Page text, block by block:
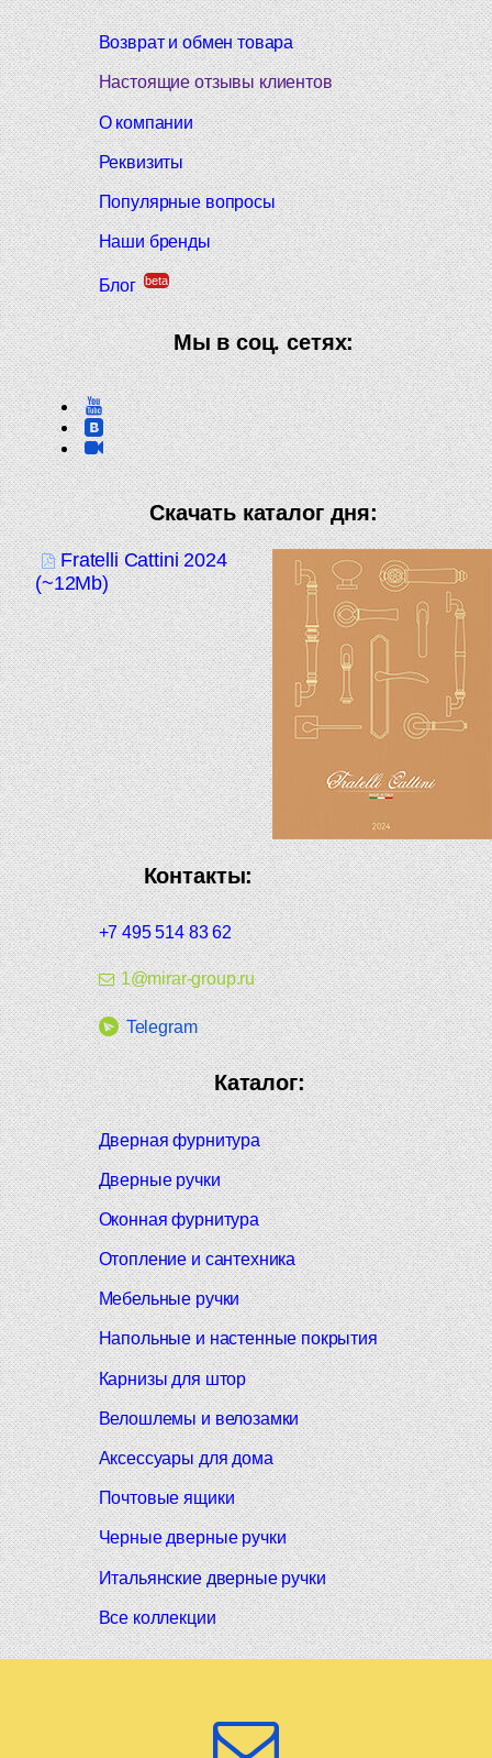
Возврат и обмен товара
Настоящие отзывы клиентов
О компании
Реквизиты
Популярные вопросы
Наши бренды
Блог beta
Мы в соц. сетях:
Скачать каталог дня:
Fratelli Cattini 2024
(~12Mb)
Контакты:
+7 495 514 83 62
1@mirar-group.ru
Telegram
Каталог:
Дверная фурнитура
Дверные ручки
Оконная фурнитура
Отопление и сантехника
Мебельные ручки
Напольные и настенные покрытия
Карнизы для штор
Велошлемы и велозамки
Аксессуары для дома
Почтовые ящики
Черные дверные ручки
Итальянские дверные ручки
Все коллекции